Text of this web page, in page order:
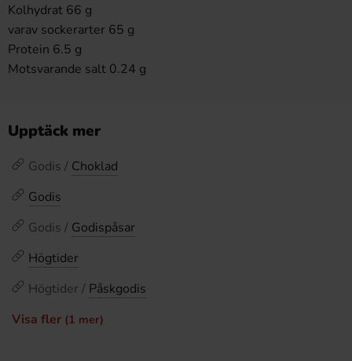
Kolhydrat 66 g
varav sockerarter 65 g
Protein 6.5 g
Motsvarande salt 0.24 g
Upptäck mer
Godis / Choklad
Godis
Godis / Godispåsar
Högtider
Högtider / Påskgodis
Visa fler (1 mer)